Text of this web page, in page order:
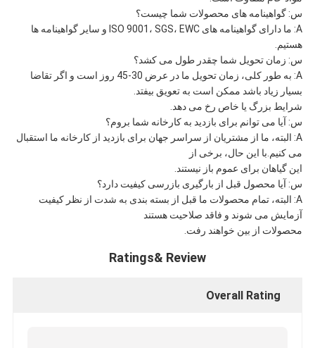
س: گواهینامه های محصولات شما چیست؟
A: ما دارای گواهینامه های ISO 9001، SGS، EWC و سایر گواهینامه ها
هستیم.
س: زمان تحویل شما چقدر طول می کشد؟
A: به طور کلی، زمان تحویل ما در عرض 30-45 روز است و اگر تقاضا
بسیار زیاد باشد ممکن است به تعویق بیفتد.
شرایط بزرگ یا خاص رخ می دهد.
س: آیا می توانم برای بازدید به کارخانه شما بروم؟
A: البته، ما از مشتریان از سراسر جهان برای بازدید از کارخانه ما استقبال
می کنیم.با این حال، برخی از
این گیاهان برای عموم باز نیستند.
س: آیا محصول قبل از بارگیری بازرسی کیفیت دارد؟
A: البته، تمام محصولات ما قبل از بسته بندی به شدت از نظر کیفیت
آزمایش می شوند و فاقد صلاحیت هستند
محصولات از بین خواهند رفت.
Ratings& Review
Overall Rating